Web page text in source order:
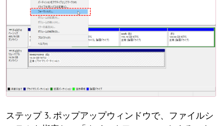
ステップ 3. ポップアップウィンドウで、ファイルシ